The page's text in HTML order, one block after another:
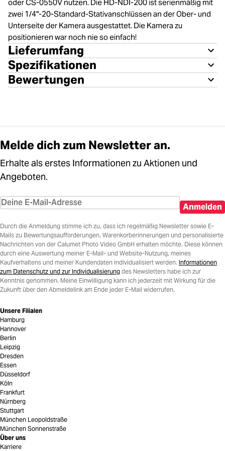
oder CS-0550V nutzen. Die HD-NDI-200 ist serienmäßig mit
zwei 1/4"-20-Standard-Stativanschlüssen an der Ober- und
Unterseite der Kamera ausgestattet. Die Kamera zu
positionieren war noch nie so einfach!
Lieferumfang
Spezifikationen
Bewertungen
Melde dich zum Newsletter an.
Erhalte als erstes Informationen zu Aktionen und
Angeboten.
Anmelden
Durch die Anmeldung stimme ich zu, dass ich regelmäßig Newsletter sowie E-
Mails zu Bewertungsaufforderungen, Warenkorberinnerungen und personalisierte
Nachrichten von der Calumet Photo Video GmbH erhalten möchte. Diese können
durch eine Auswertung meiner E-Mail- und Website-Nutzung, meines
Kaufverhaltens und meiner Kundendaten individualisiert werden. Informationen
zum Datenschutz und zur Individualisierung des Newsletters habe ich zur
Kenntnis genommen. Meine Einwilligung kann ich jederzeit mit Wirkung für die
Zukunft über den Abmeldelink am Ende jeder E-Mail widerrufen.
Unsere Filialen
Hamburg
Hannover
Berlin
Leipzig
Dresden
Essen
Düsseldorf
Köln
Frankfurt
Nürnberg
Stuttgart
München Leopoldstraße
München Sonnenstraße
Über uns
Karriere